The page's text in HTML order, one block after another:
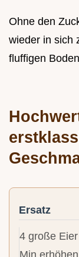
Ohne den
wieder in sich
fluffigen
Ersatz
4 große
Min